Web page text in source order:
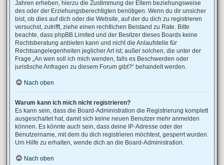
Jahren erheben, hierzu die Zustimmung der Eltern beziehungsweise
des oder der Erziehungsberechtigten benötigen. Wenn du dir unsicher
bist, ob dies auf dich oder die Website, auf der du dich zu registrieren
versuchst, zutrifft, ziehe einen rechtlichen Beistand zu Rate. Bitte
beachte, dass phpBB Limited und der Besitzer dieses Boards keine
Rechtsberatung anbieten kann und nicht die Anlaufstelle für
Rechtsangelegenheiten jeglicher Art ist; außer solchen, die unter der
Frage „An wen soll ich mich wenden, falls es Beschwerden oder
juristische Anfragen zu diesem Forum gibt?“ behandelt werden.
Nach oben
Warum kann ich mich nicht registrieren?
Es kann sein, dass die Board-Administration die Registrierung komplett
ausgeschaltet hat, damit sich keine neuen Benutzer mehr anmelden
können. Es könnte auch sein, dass deine IP-Adresse oder der
Benutzername, mit dem du dich registrieren möchtest, gesperrt wurden.
Um Hilfe zu erhalten, wende dich an die Board-Administration.
Nach oben